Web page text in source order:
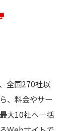
全国270社以
、料金やサー
大10社へ一括